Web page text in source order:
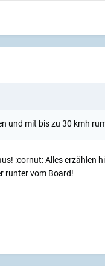
und mit bis zu 30 kmh
:cornut: Alles
runter vom Board!